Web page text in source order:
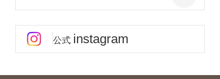
公式 instagram